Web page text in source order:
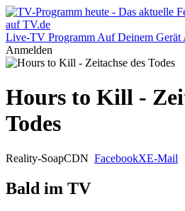
Live-TV Programm Auf Deinem Gerät
Anmelden
Hours to Kill -
Todes
Reality-SoapCDN FacebookXE-Mail
Bald im TV